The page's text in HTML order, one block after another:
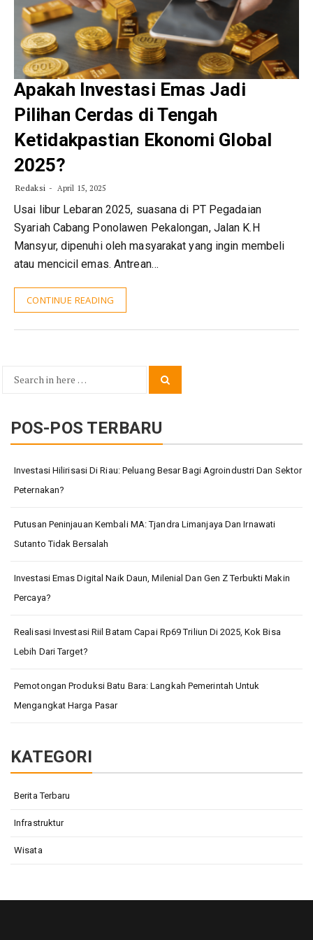
Apakah Investasi Emas Jadi
Pilihan Cerdas di Tengah
Ketidakpastian Ekonomi Global
2025?
Redaksi April 15, 2025
Usai libur Lebaran 2025, suasana di PT Pegadaian
Syariah Cabang Ponolawen Pekalongan, Jalan K.H
Mansyur, dipenuhi oleh masyarakat yang ingin membeli
atau mencicil emas. Antrean…
CONTINUE READING
Search
POS-POS TERBARU
Investasi Hilirisasi Di Riau: Peluang Besar Bagi Agroindustri Dan Sektor
Peternakan?
Putusan Peninjauan Kembali MA: Tjandra Limanjaya Dan Irnawati
Sutanto Tidak Bersalah
Investasi Emas Digital Naik Daun, Milenial Dan Gen Z Terbukti Makin
Percaya?
Realisasi Investasi Riil Batam Capai Rp69 Triliun Di 2025, Kok Bisa
Lebih Dari Target?
Pemotongan Produksi Batu Bara: Langkah Pemerintah Untuk
Mengangkat Harga Pasar
KATEGORI
Berita Terbaru
Infrastruktur
Wisata